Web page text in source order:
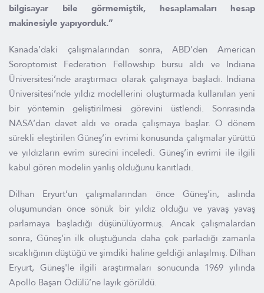
bilgisayar bile görmemiştik, hesaplamaları hesap
makinesiyle yapıyorduk.”
Kanada’daki çalışmalarından sonra, ABD’den American
Soroptomist Federation Fellowship bursu aldı ve Indiana
Üniversitesi’nde araştırmacı olarak çalışmaya başladı. Indiana
Üniversitesi’nde yıldız modellerini oluşturmada kullanılan yeni
bir yöntemin geliştirilmesi görevini üstlendi. Sonrasında
NASA’dan davet aldı ve orada çalışmaya başlar. O dönem
sürekli eleştirilen Güneş’in evrimi konusunda çalışmalar yürüttü
ve yıldızların evrim sürecini inceledi. Güneş’in evrimi ile ilgili
kabul gören modelin yanlış olduğunu kanıtladı.
Dilhan Eryurt’un çalışmalarından önce Güneş’in, aslında
oluşumundan önce sönük bir yıldız olduğu ve yavaş yavaş
parlamaya başladığı düşünülüyormuş. Ancak çalışmalardan
sonra, Güneş’in ilk oluştuğunda daha çok parladığı zamanla
sıcaklığının düştüğü ve şimdiki haline geldiği anlaşılmış. Dilhan
Eryurt, Güneş'le ilgili araştırmaları sonucunda 1969 yılında
Apollo Başarı Ödülü’ne layık görüldü.